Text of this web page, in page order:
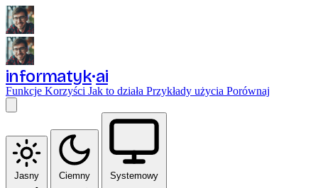
informatyk ai
Funkcje Korzyści Jak to działa Przykłady użycia Porównaj
Jasny Ciemny Systemowy